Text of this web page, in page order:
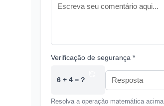
Verificação de segurança *
6 + 4 = ?
Resolva a operação matemática acima